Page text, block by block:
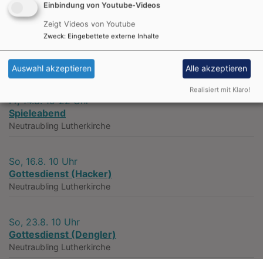
Nächste Veranstaltungen
So, 9.8. 10 Uhr
Gottesdienst (Koschnitzke)
Neutraubling Lutherkirche
Fr, 14.8. 19-22 Uhr
Spieleabend
Neutraubling Lutherkirche
So, 16.8. 10 Uhr
Gottesdienst (Hacker)
Neutraubling Lutherkirche
So, 23.8. 10 Uhr
Gottesdienst (Dengler)
Neutraubling Lutherkirche
Einbindung von Youtube-Videos
Zeigt Videos von Youtube
Zweck: Eingebettete externe Inhalte
Auswahl akzeptieren Alle akzeptieren
Realisiert mit Klaro!